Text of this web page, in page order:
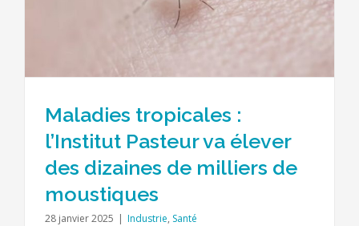
Maladies tropicales :
l’Institut Pasteur va élever
des dizaines de milliers de
moustiques
28 janvier 2025 | Industrie, Santé